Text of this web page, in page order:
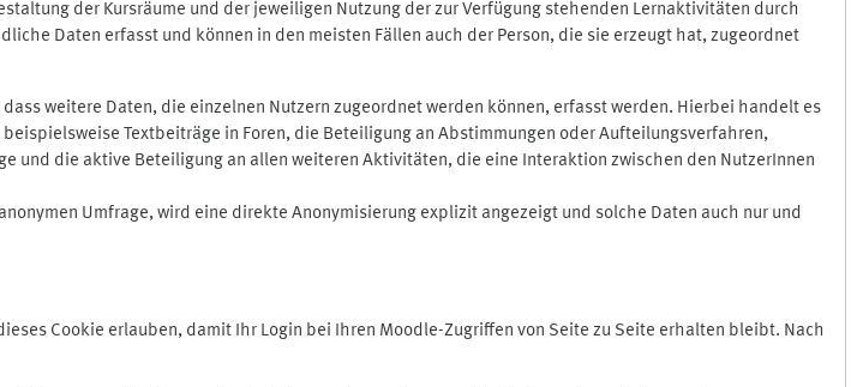
der Kursräume und der jeweiligen Nutzung der zur Verfügung stehenden Lernaktivitäten durch
Daten erfasst und können in den meisten Fällen auch der Person, die sie erzeugt hat, zugeordnet
weitere Daten, die einzelnen Nutzern zugeordnet werden können, erfasst werden. Hierbei handelt es
Textbeiträge in Foren, die Beteiligung an Abstimmungen oder Aufteilungsverfahren,
und die aktive Beteiligung an allen weiteren Aktivitäten, die eine Interaktion zwischen den NutzerInnen
Umfrage, wird eine direkte Anonymisierung explizit angezeigt und solche Daten auch nur und
Cookie erlauben, damit Ihr Login bei Ihren Moodle-Zugriffen von Seite zu Seite erhalten bleibt. Nach